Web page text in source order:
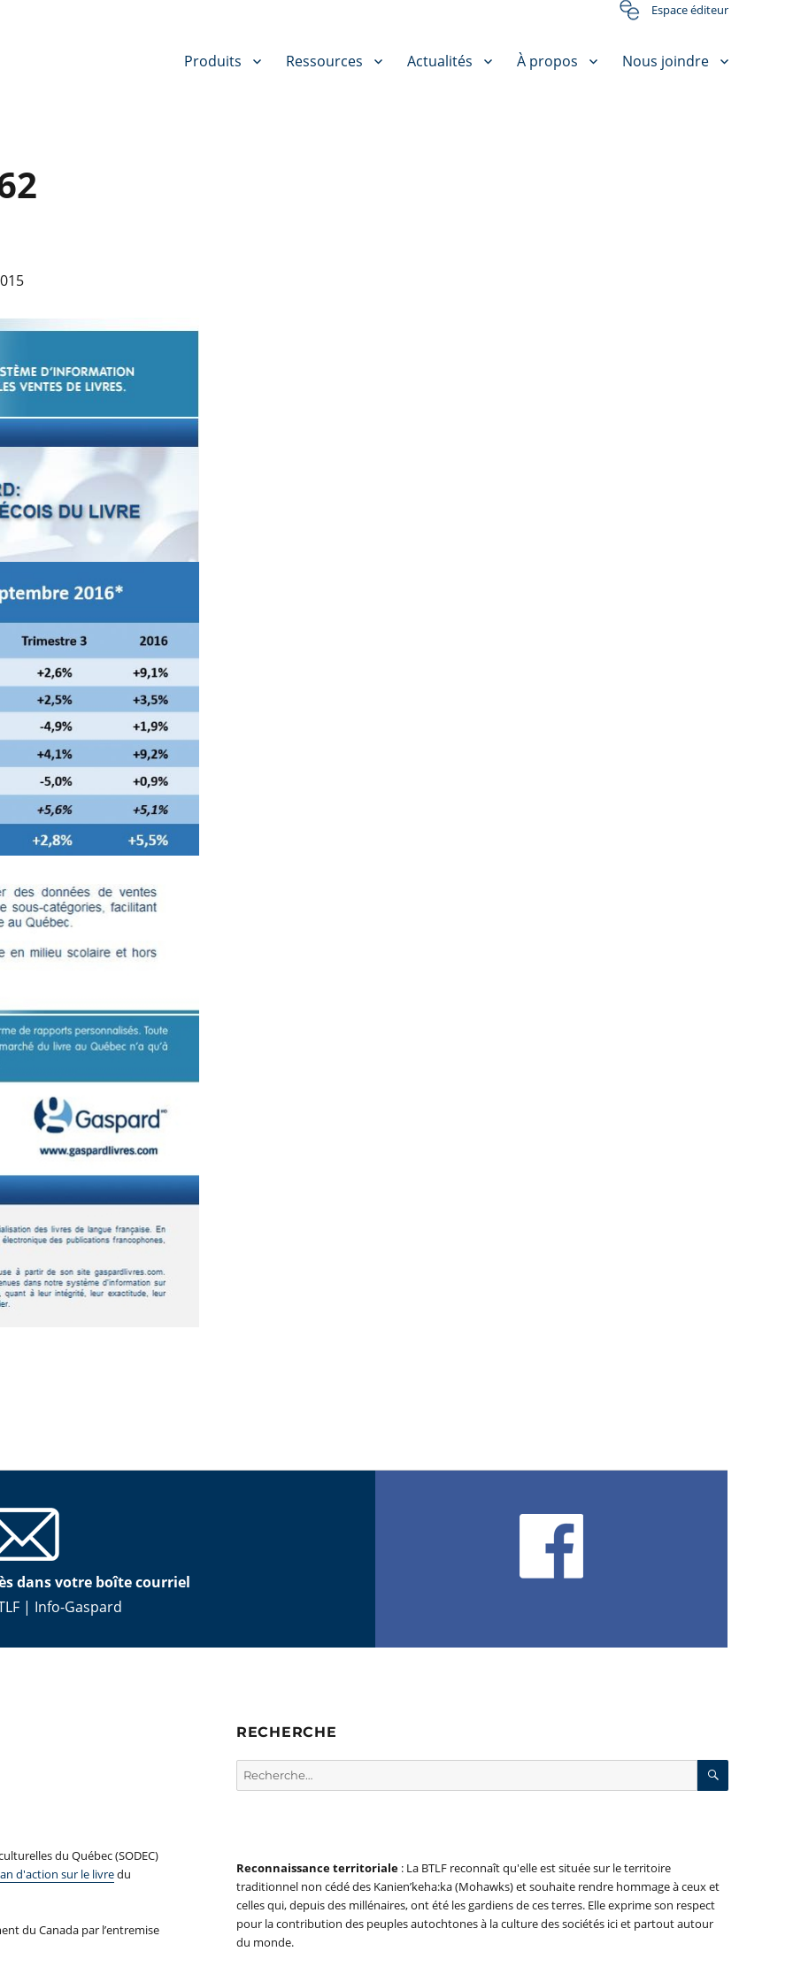
Espace éditeur
Produits Ressources Actualités À propos Nous joindre
dans votre boîte courriel
| Info-Gaspard
du Québec (SODEC)
d'action sur le livredu
du Canada par l’entremise
RECHERCHE
Rechercher :
Reconnaissance territoriale: La BTLF reconnaît qu'elle est située sur le territoire
traditionnel non cédé des Kanien’keha:ka (Mohawks) et souhaite rendre hommage à ceux et
celles qui, depuis des millénaires, ont été les gardiens de ces terres. Elle exprime son respect
pour la contribution des peuples autochtones à la culture des sociétés ici et partout autour
du monde.